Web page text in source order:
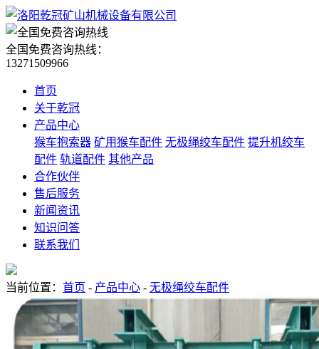
全国免费咨询热线：
13271509966
首页
关于乾冠
产品中心
猴车抱索器 矿用猴车配件 无极绳绞车配件 提升机绞车
配件 轨道配件 其他产品
合作伙伴
售后服务
新闻资讯
知识问答
联系我们
当前位置： 首页 - 产品中心 - 无极绳绞车配件